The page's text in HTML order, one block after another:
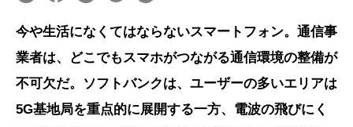
今や生活になくてはならないスマートフォン。通信事
業者は、どこでもスマホがつながる通信環境の整備が
不可欠だ。ソフトバンクは、ユーザーの多いエリアは
5G基地局を重点的に展開する一方、電波の飛びにく